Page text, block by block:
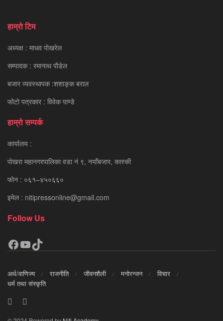
हाम्रो टिम
अध्यक्ष : माधव पाेखरेल
सम्पादक : रमानाथ पाैडेल
बजार व्यवस्थापक :शशाङ्क बराल
फोटो पत्रकार : विवेक पाण्डे
हाम्रो सम्पर्क
कार्यालय :
पाेखरा महानगरपालिका वडा नं ९, नयाँबजार, कास्की
फाेन : ०६१–४५०६६०
इमेल : nitipressonline@gmail.com
Follow Us
Facebook
YouTube
TikTok
अर्थ/वाणिज्य राजनीति जीवनशैली मनोरन्जन
विचार
धर्म तथा संस्कृति